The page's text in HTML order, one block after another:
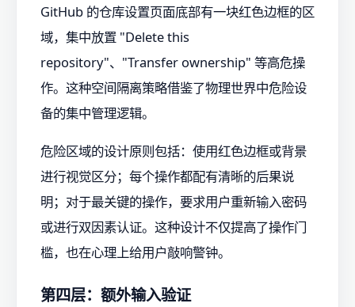
GitHub 的仓库设置页面底部有一块红色边框的区
域，集中放置 "Delete this
repository"、"Transfer ownership" 等高危操
作。这种空间隔离策略借鉴了物理世界中危险设
备的集中管理逻辑。
危险区域的设计原则包括：使用红色边框或背景
进行视觉区分；每个操作都配有清晰的后果说
明；对于最关键的操作，要求用户重新输入密码
或进行双因素认证。这种设计不仅提高了操作门
槛，也在心理上给用户敲响警钟。
第四层：额外输入验证